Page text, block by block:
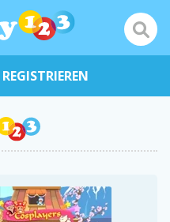
REGISTRIEREN